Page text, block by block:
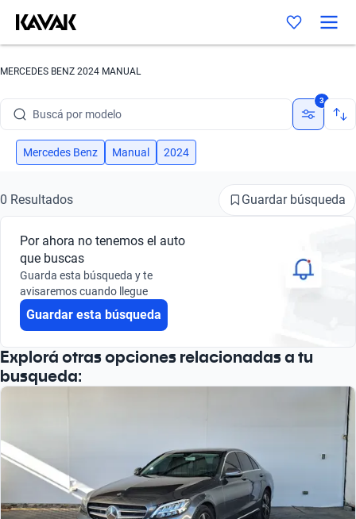
MERCEDES BENZ 2024 MANUAL
Buscá por modelo
Buscá por versión
Buscá por marca
Buscá por modelo
Buscá por versión
3
Mercedes Benz Manual 2024
0 Resultados Guardar búsqueda
Por ahora no tenemos el auto
que buscas
Guarda esta búsqueda y te
avisaremos cuando llegue
Guardar esta búsqueda
Explorá otras opciones relacionadas a tu
busqueda: